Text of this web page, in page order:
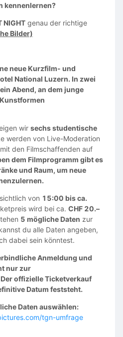
kennenlernen?
NIGHT genau der richtige
Bilder)
neue Kurzfilm- und
National Luzern. In zwei
Abend, an dem junge
wir sechs studentische
werden von Live-Moderation
den Filmschaffenden auf
dem Filmprogramm gibt es
und Raum, um neue
von 15:00 bis ca.
wird bei ca. CHF 20.–
5 mögliche Daten zur
du alle Daten angeben,
dabei sein könntest.
Anmeldung und
nur zur
offizielle Ticketverkauf
Datum feststeht.
Daten auswählen:
tgn-umfrage